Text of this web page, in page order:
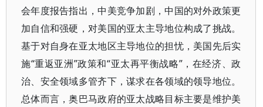
会年度报告指出，中美竞争加剧，中国的对外政策更
加自信和强硬，对美国的亚太主导地位构成了挑战。
基于对自身在亚太地区主导地位的担忧，美国先后实
施“重返亚洲”政策和“亚太再平衡战略”，在经济、政
治、安全领域多管齐下，谋求在各领域的领导地位。
总体而言，奥巴马政府的亚太战略目标主要是维护美